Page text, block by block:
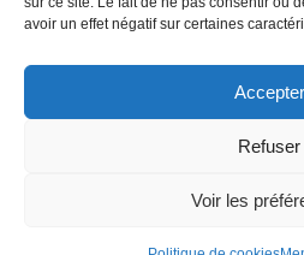
avoir un effet négatif sur certaines
Accepter
Refuser
Voir les
Atrium Patrimoine
L'Atelier Bois